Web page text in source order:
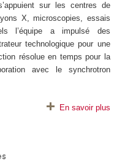
sur les centres de
X, microscopies, essais
l’équipe a impulsé des
technologique pour une
résolue en temps pour la
avec le synchrotron
En savoir plus